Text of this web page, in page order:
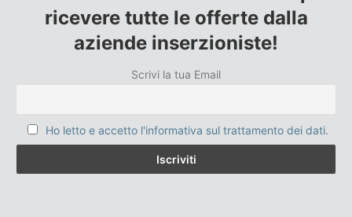
ricevere tutte le offerte dalla
aziende inserzioniste!
Scrivi la tua Email
Ho letto e accetto l'informativa sul trattamento dei dati.